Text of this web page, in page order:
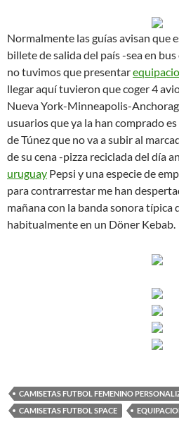
Normalmente las guías avisan que
billete de salida del país -sea en
no tuvimos que presentar
llegar aquí tuvieron que coger 4
Nueva York-Minneapolis-
usuarios que ya la han comprado
de Túnez que no va a subir al
de su cena -pizza reciclada del día
uruguay Pepsi y una especie de
para contrarrestar me han
mañana con la banda sonora típica
habitualmente en un Döner Kebab.
CAMISETAS FUTBOL FEMENINO
CAMISETAS FUTBOL SPACE